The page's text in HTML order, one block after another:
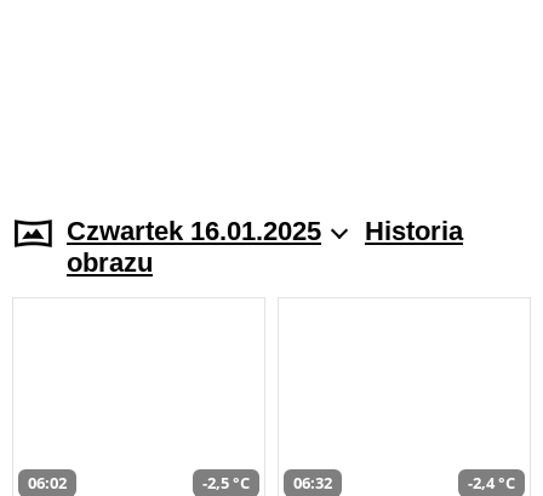
Czwartek 16.01.2025
Historia
obrazu
06:02 -2,5 °C 06:32 -2,4 °C